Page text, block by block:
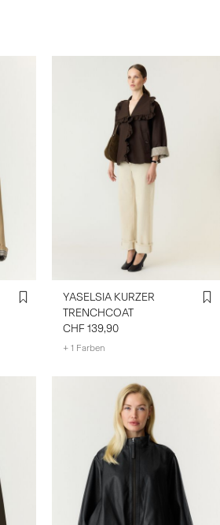
YASELSIA KURZER
TRENCHCOAT
CHF 139,90
+ 1 Farben